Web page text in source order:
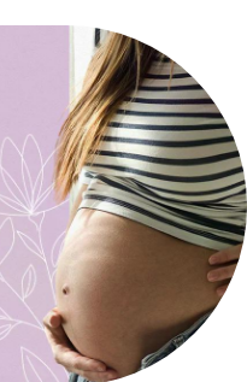
PAKIETY MEDYCZNE